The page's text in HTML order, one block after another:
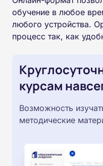
обучение в любое
любого устройства.
процесс так, как
курсам
Возможность
методические